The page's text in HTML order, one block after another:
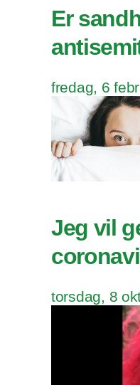
Er
fredag, 6
Jeg vil
torsdag, 8